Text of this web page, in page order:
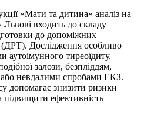
«Мати та дитина» аналіз на
Львові входить до складу
до допоміжних
Дослідження особливо
аутоімунного тиреоїдиту,
залози, безпліддям,
невдалими спробами ЕКЗ.
допомагає знизити ризики
підвищити ефективність